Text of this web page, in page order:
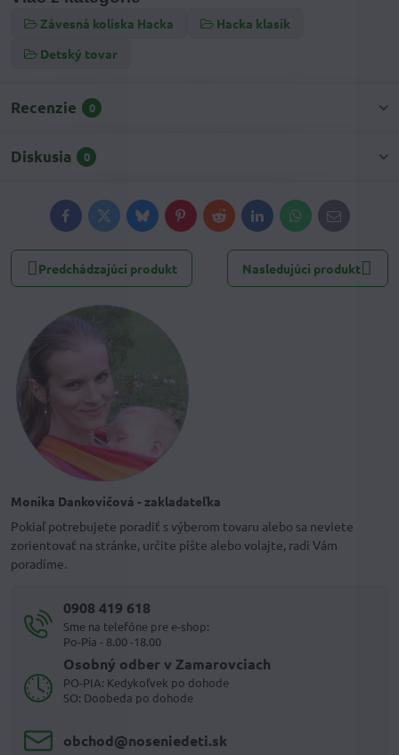
Závesná kolíska Hacka
Hacka klasik
Detský tovar
Recenzie 0
Diskusia 0
FacebookTwitterBlueskyPinterestRedditLinkedInWhatsApp
E-
mail
Predchádzajúci produkt Nasledujúci produkt
Monika Dankovičová - zakladateľka
Pokiaľ potrebujete poradiť s výberom tovaru alebo sa neviete
zorientovať na stránke, určite píšte alebo volajte, radi Vám
poradíme.
0908 419 618
Sme na telefóne pre e-shop:
Po-Pia - 8.00 -18.00
Osobný odber v Zamarovciach
PO-PIA: Kedykoľvek po dohode
SO: Doobeda po dohode
obchod​@noseniedeti​.sk